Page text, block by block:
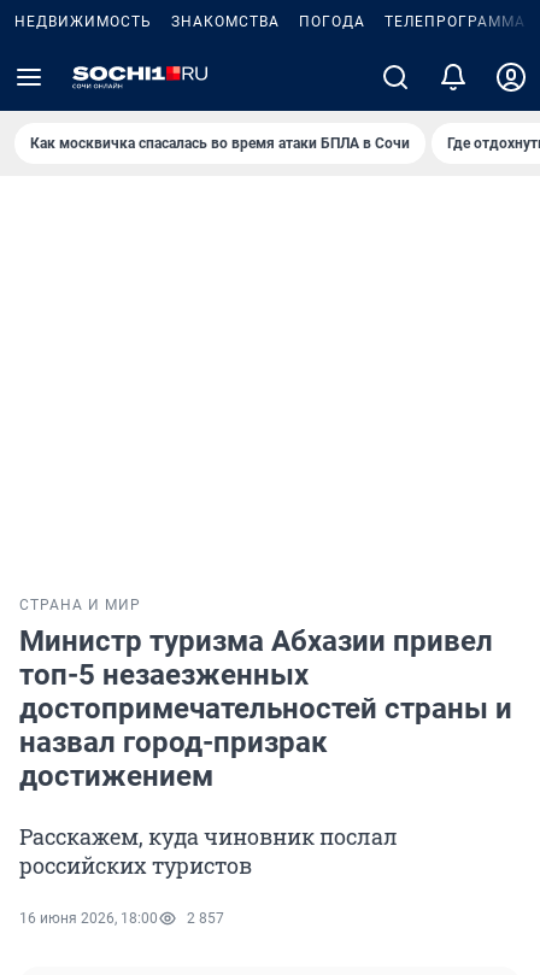
НЕДВИЖИМОСТЬ ЗНАКОМСТВА ПОГОДА ТЕЛЕПРОГРАММА
Как москвичка спасалась во время атаки БПЛА в Сочи Где
СТРАНА И МИР
Министр туризма Абхазии привел
топ-5 незаезженных
достопримечательностей страны и
назвал город-призрак
достижением
Расскажем, куда чиновник послал
российских туристов
16 июня 2026, 18:00 2 857